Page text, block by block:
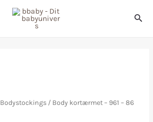
Bodystockings/ Body kortærmet – 961 – 86